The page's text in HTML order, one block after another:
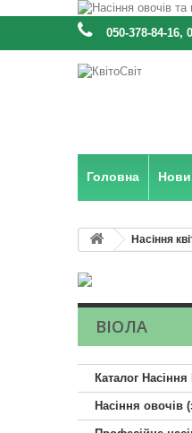
: 050-378-84-16,
Головна
Насіння
ВІОЛА
Каталог
Насіння овочів